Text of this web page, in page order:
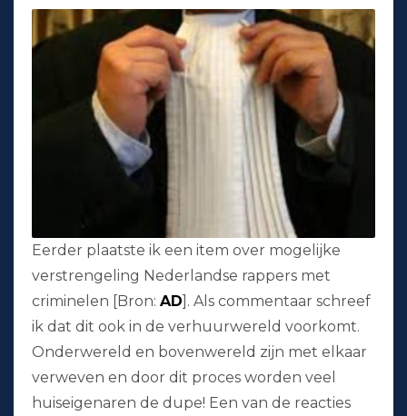
Eerder plaatste ik een item over mogelijke
verstrengeling Nederlandse rappers met
criminelen [Bron: AD]. Als commentaar schreef
ik dat dit ook in de verhuurwereld voorkomt.
Onderwereld en bovenwereld zijn met elkaar
verweven en door dit proces worden veel
huiseigenaren de dupe! Een van de reacties